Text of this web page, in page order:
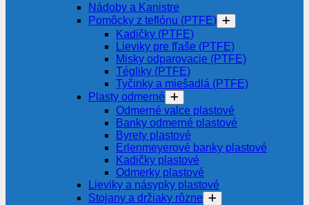
Nádoby a Kanistre
Pomôcky z teflónu (PTFE)
Kadičky (PTFE)
Lieviky pre fľaše (PTFE)
Misky odparovacie (PTFE)
Tégliky (PTFE)
Tyčinky a miešadlá (PTFE)
Plasty odmerné
Odmerné valce plastové
Banky odmerné plastové
Byrety plastové
Erlenmeyerové banky plastové
Kadičky plastové
Odmerky plastové
Lieviky a násypky plastové
Stojany a držiaky rôzne